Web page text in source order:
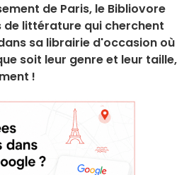
de Paris, le Bibliovore
littérature qui cherchent
sa librairie d'occasion où
soit leur genre et leur taille,
!